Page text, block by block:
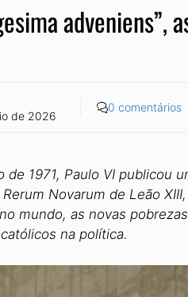
adveniens”,
de 2026
0 comentários
de 1971, Paulo VI publicou
Novarum de Leão
mundo, as novas
na política.